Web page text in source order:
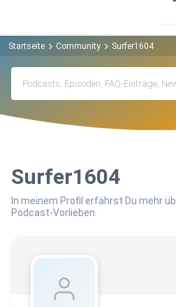
Startseite Community Surfer1604
Surfer1604
In meinem Profil erfährst Du mehr
Podcast-Vorlieben.